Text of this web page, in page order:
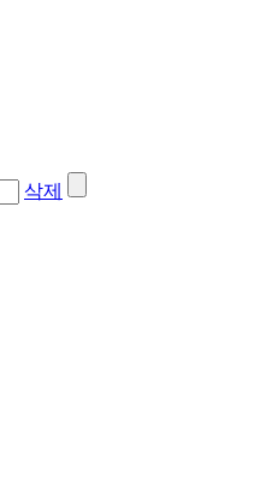
삭제